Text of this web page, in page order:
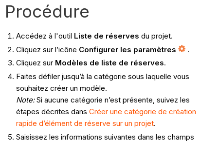
Procédure
Accédez à l'outil Liste de réserves du projet.
Cliquez sur l’icône Configurer les paramètres
.
Cliquez sur Modèles de liste de réserves.
Faites défiler jusqu’à la catégorie sous laquelle vous
souhaitez créer un modèle.
Note:Si aucune catégorie n’est présente, suivez les
étapes décrites dans Créer une catégorie de création
rapide d’élément de réserve sur un projet.
Saisissez les informations suivantes dans les champs